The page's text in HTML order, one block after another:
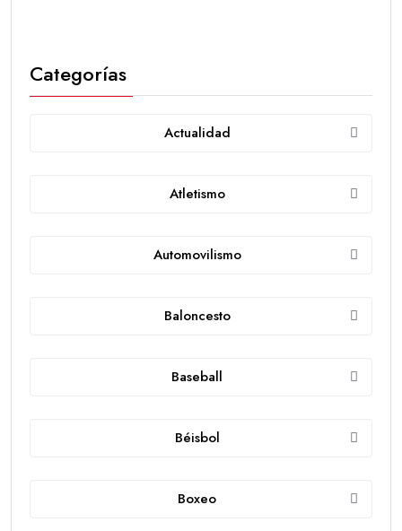
Categorías
Actualidad
Atletismo
Automovilismo
Baloncesto
Baseball
Béisbol
Boxeo